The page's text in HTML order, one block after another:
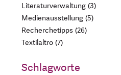
Literaturverwaltung 3
Medienausstellung 5
Recherchetipps 26
Textilaltro 7
Schlagworte